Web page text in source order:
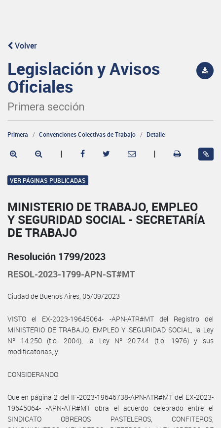
Volver
Legislación y Avisos
Oficiales
Primera sección
Primera Convenciones Colectivas de Trabajo Detalle
| |
VER PÁGINAS PUBLICADAS
MINISTERIO DE TRABAJO, EMPLEO
Y SEGURIDAD SOCIAL - SECRETARÍA
DE TRABAJO
Resolución 1799/2023
RESOL-2023-1799-APN-ST#MT
Ciudad de Buenos Aires, 05/09/2023
VISTO el EX-2023-19645064- -APN-ATR#MT del Registro del
MINISTERIO DE TRABAJO, EMPLEO Y SEGURIDAD SOCIAL, la Ley
Nº 14.250 (t.o. 2004), la Ley Nº 20.744 (t.o. 1976) y sus
modificatorias, y
CONSIDERANDO:
Que en página 2 del IF-2023-19646738-APN-ATR#MT del EX-2023-
19645064- -APN-ATR#MT obra el acuerdo celebrado entre el
SINDICATO OBREROS PASTELEROS, CONFITEROS,